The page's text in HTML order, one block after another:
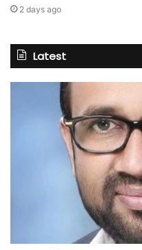
2 days ago
Latest